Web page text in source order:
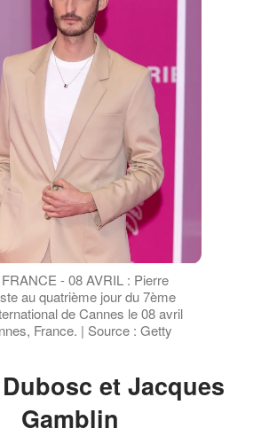
- 08 AVRIL : Pierre
au quatrième jour du 7ème
de Cannes le 08 avril
France. | Source : Getty
Gamblin